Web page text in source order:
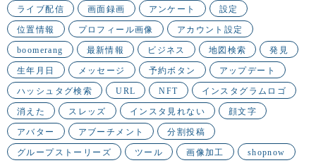
ライブ配信 画面録画 アンケート 設定
位置情報 プロフィール画像 アカウント設定
boomerang 最新情報 ビジネス 地図検索 発見
生年月日 メッセージ 予約ボタン アップデート
ハッシュタグ検索 URL NFT インスタグラムロゴ
消えた スレッズ インスタ見れない 顔文字
アバター アブーチメント 分割投稿
グループストーリーズ ツール 画像加工 shopnow